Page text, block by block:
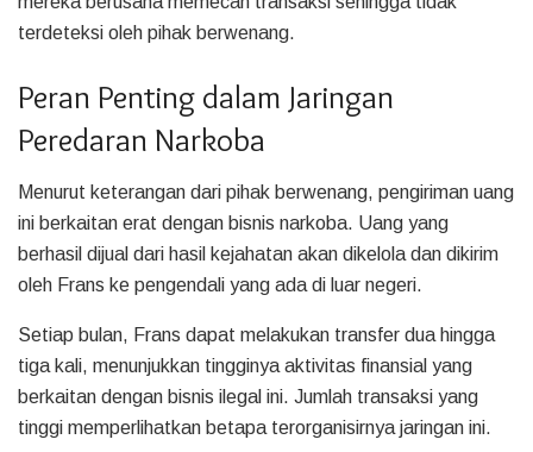
terdeteksi oleh pihak berwenang.
Peran Penting dalam Jaringan
Peredaran Narkoba
Menurut keterangan dari pihak berwenang, pengiriman uang
ini berkaitan erat dengan bisnis narkoba. Uang yang
berhasil dijual dari hasil kejahatan akan dikelola dan dikirim
oleh Frans ke pengendali yang ada di luar negeri.
Setiap bulan, Frans dapat melakukan transfer dua hingga
tiga kali, menunjukkan tingginya aktivitas finansial yang
berkaitan dengan bisnis ilegal ini. Jumlah transaksi yang
tinggi memperlihatkan betapa terorganisirnya jaringan ini.